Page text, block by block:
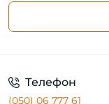
Телефон
(050) 06 777 61